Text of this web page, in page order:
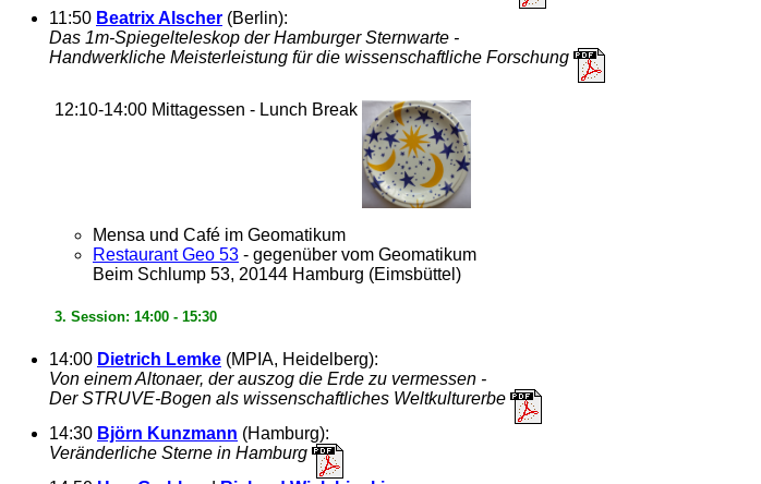
11:50 Beatrix Alscher (Berlin):
Das 1m-Spiegelteleskop der Hamburger Sternwarte -
Handwerkliche Meisterleistung für die wissenschaftliche Forschung
12:10-14:00 Mittagessen - Lunch Break
Mensa und Café im Geomatikum
Restaurant Geo 53 - gegenüber vom Geomatikum
Beim Schlump 53, 20144 Hamburg (Eimsbüttel)
3. Session: 14:00 - 15:30
14:00 Dietrich Lemke (MPIA, Heidelberg):
Von einem Altonaer, der auszog die Erde zu vermessen -
Der STRUVE-Bogen als wissenschaftliches Weltkulturerbe
14:30 Björn Kunzmann (Hamburg):
Veränderliche Sterne in Hamburg